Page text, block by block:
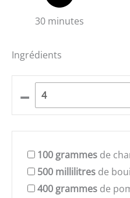
30 minutes
Ingrédients
–
100 grammes de
500 millilitres de
400 grammes de